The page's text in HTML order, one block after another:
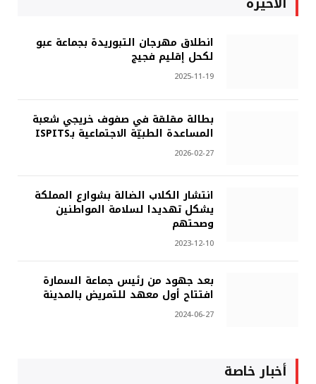
انطلاق مهرجان التبوريدة بجماعة عبو
لكحل إقليم فجيج
2025-11-19
بطالة مقلقة في صفوف خريجي شعبة
المساعدة الطبيّة الاجتماعية بـISPITS
2026-02-27
انتشار الكلاب الضالة بشوارع المملكة
يشكل تهديدا لسلامة المواطنين
وصحتهم
2023-12-10
بعد جهود من رئيس جماعة السمارة
افتتاح أول معهد للتمريض بالمدينة
2024-06-27
أخبار خاصة